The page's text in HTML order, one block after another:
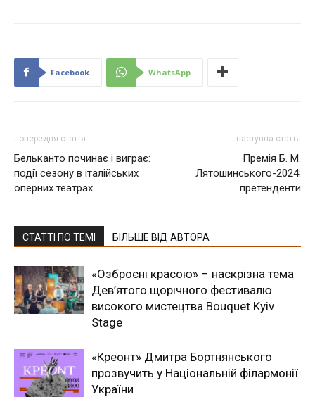
Facebook WhatsApp
попередня стаття
Бельканто починає і виграє:
події сезону в італійських
оперних театрах
наступна стаття
Премія Б. М.
Лятошинського-2024:
претенденти
СТАТТІ ПО ТЕМІ БІЛЬШЕ ВІД АВТОРА
«Озброєні красою» – наскрізна тема
Дев’ятого щорічного фестивалю
високого мистецтва Bouquet Kyiv
Stage
«Креонт» Дмитра Бортнянського
прозвучить у Національній філармонії
України